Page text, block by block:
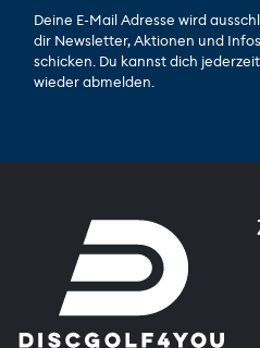
Deine E-Mail Adresse wird
dir Newsletter, Aktionen und
schicken. Du kannst dich
wieder abmelden.